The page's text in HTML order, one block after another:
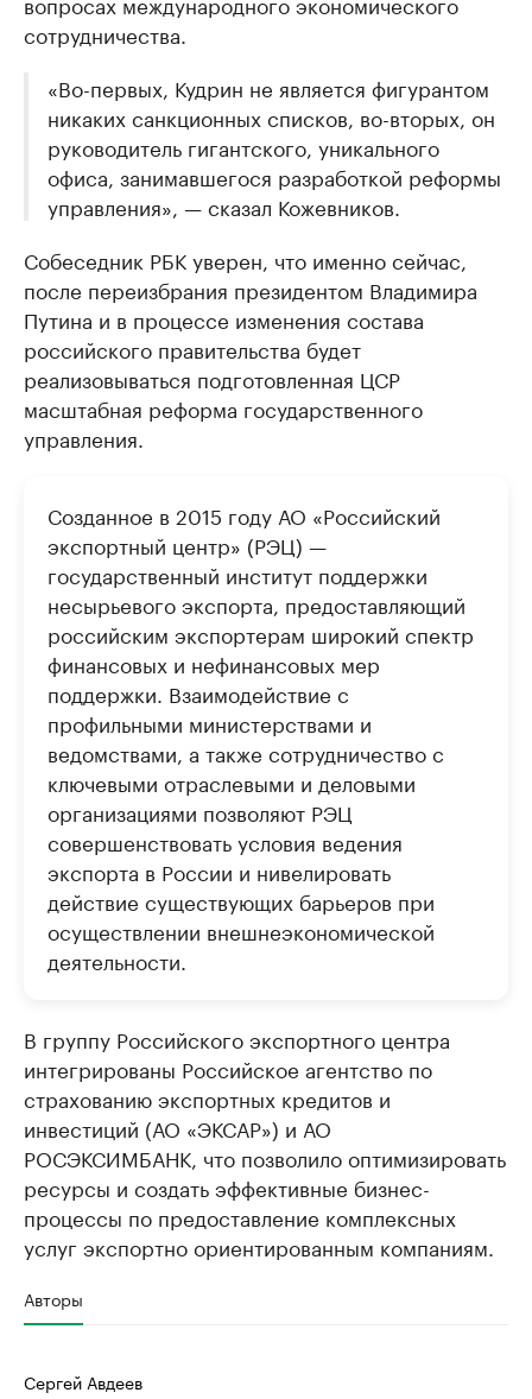
сотрудничества.
«Во-первых, Кудрин не является фигурантом
никаких санкционных списков, во-вторых, он
руководитель гигантского, уникального
офиса, занимавшегося разработкой реформы
управления», — сказал Кожевников.
Собеседник РБК уверен, что именно сейчас,
после переизбрания президентом Владимира
Путина и в процессе изменения состава
российского правительства будет
реализовываться подготовленная ЦСР
масштабная реформа государственного
управления.
Созданное в 2015 году АО «Российский
экспортный центр» (РЭЦ) —
государственный институт поддержки
несырьевого экспорта, предоставляющий
российским экспортерам широкий спектр
финансовых и нефинансовых мер
поддержки. Взаимодействие с
профильными министерствами и
ведомствами, а также сотрудничество с
ключевыми отраслевыми и деловыми
организациями позволяют РЭЦ
совершенствовать условия ведения
экспорта в России и нивелировать
действие существующих барьеров при
осуществлении внешнеэкономической
деятельности.
В группу Российского экспортного центра
интегрированы Российское агентство по
страхованию экспортных кредитов и
инвестиций (АО «ЭКСАР») и АО
РОСЭКСИМБАНК, что позволило оптимизировать
ресурсы и создать эффективные бизнес-
процессы по предоставление комплексных
услуг экспортно ориентированным компаниям.
Авторы
Сергей Авдеев